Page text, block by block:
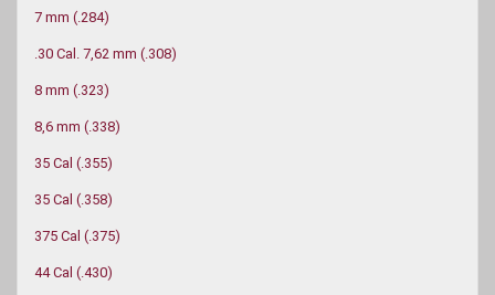
7 mm (.284)
.30 Cal. 7,62 mm (.308)
8 mm (.323)
8,6 mm (.338)
35 Cal (.355)
35 Cal (.358)
375 Cal (.375)
44 Cal (.430)